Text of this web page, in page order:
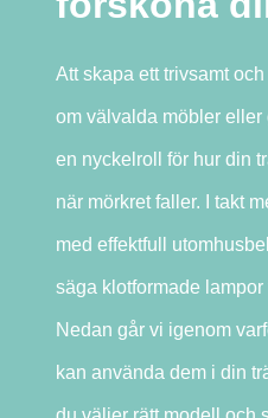
Att skapa ett trivsamt
om välvalda möbler
en nyckelroll för hur din
när mörkret faller. I takt
med effektfull
säga klotformade
Nedan går vi igenom
kan använda dem i din